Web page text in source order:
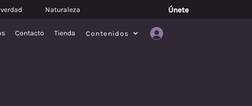
Únete
Naturaleza
Contacto Tienda Contenidos